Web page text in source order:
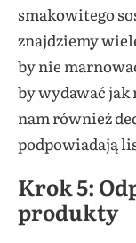
smakowitego
znajdziemy
by nie
by wydawać jak
nam również
podpowiadają
Krok 5:
produkty